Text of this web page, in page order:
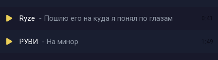
Ryze Пошлю его на куда я понял по глазам
РУВИ На минор 1:49